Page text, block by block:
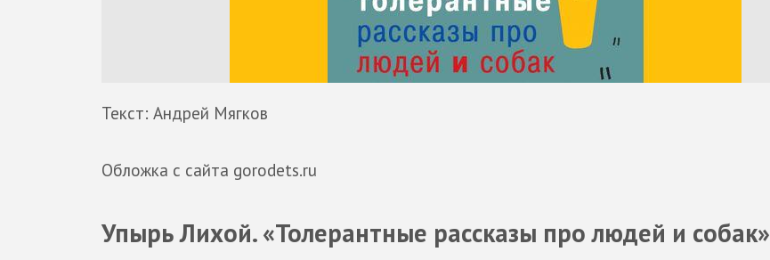
Текст: Андрей Мягков
Обложка с сайта gorodets.ru
Упырь Лихой. «Толерантные рассказы про людей и собак»